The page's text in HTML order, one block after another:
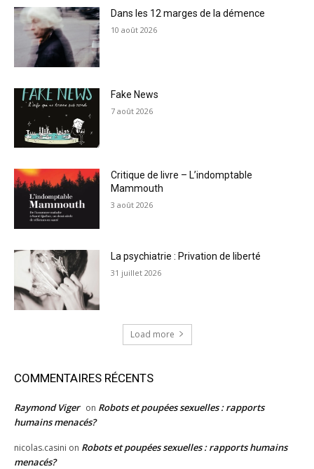
Dans les 12 marges de la démence
10 août 2026
Fake News
7 août 2026
Critique de livre – L’indomptable
Mammouth
3 août 2026
La psychiatrie : Privation de liberté
31 juillet 2026
Load more
COMMENTAIRES RÉCENTS
Raymond Viger on Robots et poupées sexuelles : rapports
humains menacés?
nicolas.casini on Robots et poupées sexuelles : rapports humains
menacés?